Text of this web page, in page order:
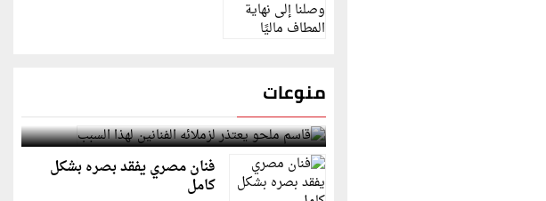
منوعات
قاسم ملحو يعتذر لزملائه الفنانين لهذا السبب
فنان مصري يفقد بصره بشكل
كامل